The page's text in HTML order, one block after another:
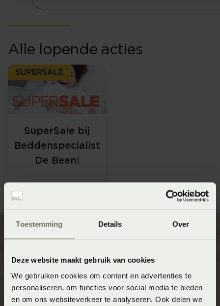
Toestemming Details Over
Deze website maakt gebruik van cookies
We gebruiken cookies om content en advertenties te
personaliseren, om functies voor social media te bieden
en om ons websiteverkeer te analyseren. Ook delen we
Alle lopende acties
SUPERSALE
SuperSale bij
Beddenspecialist
De Been!
Lees het nieuwe gratis GAAP
magazine